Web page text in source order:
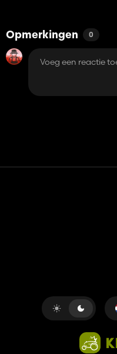
Opmerkingen 0